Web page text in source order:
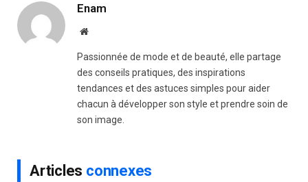
Enam
Website
Passionnée de mode et de beauté, elle partage
des conseils pratiques, des inspirations
tendances et des astuces simples pour aider
chacun à développer son style et prendre soin de
son image.
Articles connexes